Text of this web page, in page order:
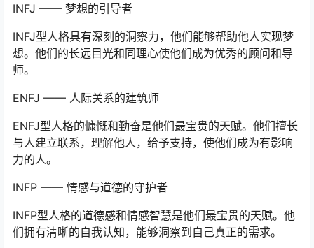
INFJ —— 梦想的引导者
INFJ型人格具有深刻的洞察力，他们能够帮助他人实现梦
想。他们的长远目光和同理心使他们成为优秀的顾问和导
师。
ENFJ —— 人际关系的建筑师
ENFJ型人格的慷慨和勤奋是他们最宝贵的天赋。他们擅长
与人建立联系，理解他人，给予支持，使他们成为有影响
力的人。
INFP —— 情感与道德的守护者
INFP型人格的道德感和情感智慧是他们最宝贵的天赋。他
们拥有清晰的自我认知，能够洞察到自己真正的需求。